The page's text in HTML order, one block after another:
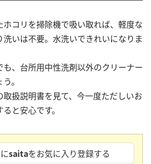
ホコリを掃除機で吸い取れば、軽度な
いは不要。水洗いできれいになりま
、台所用中性洗剤以外のクリーナー
。
扱説明書を見て、今一度ただしいお
と安心です。
saitaをお気に入り登録する